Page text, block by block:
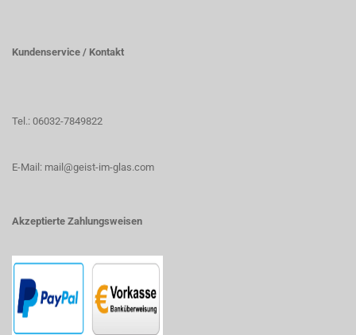
Kundenservice / Kontakt
Tel.: 06032-7849822
E-Mail: mail@geist-im-glas.com
Akzeptierte Zahlungsweisen